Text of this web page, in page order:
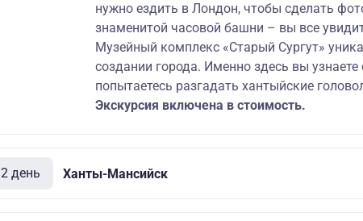
нужно ездить в Лондон, чтобы сделать
знаменитой часовой башни – вы все
Музейный комплекс «Старый Сургут»
создании города. Именно здесь вы узнаете
попытаетесь разгадать хантыйские
Экскурсия включена в стоимость.
2 день Ханты-Мансийск